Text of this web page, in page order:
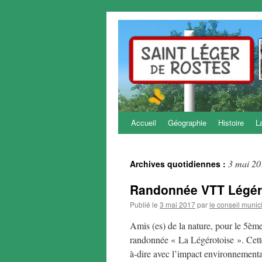
Aller
contenu
Accueil Géographie Histoire
Archives quotidiennes : 3 mai
Randonnée VTT
Publié le 3 mai 2017parle conseil
Amis (es) de la nature, pour le
randonnée « La Légérotoise ».
à-dire avec l’impact